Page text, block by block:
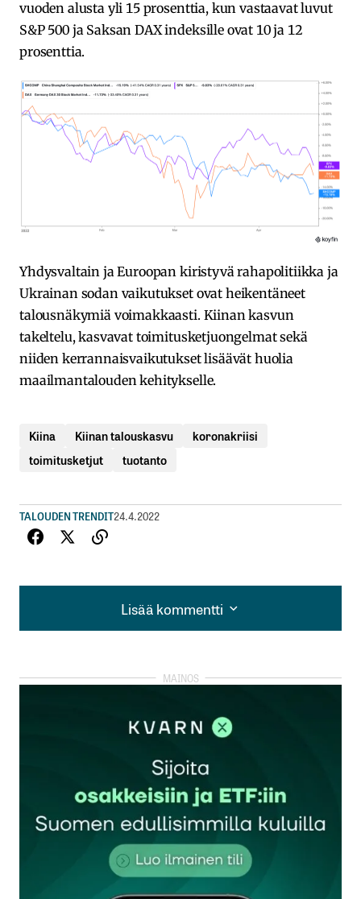
vuoden alusta yli 15 prosenttia, kun vastaavat luvut
S&P 500 ja Saksan DAX indeksille ovat 10 ja 12
prosenttia.
Yhdysvaltain ja Euroopan kiristyvä rahapolitiikka ja
Ukrainan sodan vaikutukset ovat heikentäneet
talousnäkymiä voimakkaasti. Kiinan kasvun
takeltelu, kasvavat toimitusketjuongelmat sekä
niiden kerrannaisvaikutukset lisäävät huolia
maailmantalouden kehitykselle.
Kiina Kiinan talouskasvu
koronakriisi
toimitusketjut
tuotanto
TALOUDEN TRENDIT24.4.2022
Lisää kommentti
Lisää kommentti
kirjautua
rekisteröityä
Sähköpostiosoitettasi ei julkaista.Pakolliset
kentät on merkitty*